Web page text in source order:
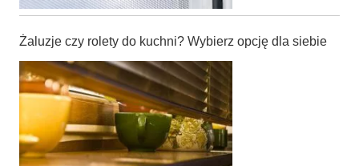
Żaluzje czy rolety do kuchni? Wybierz opcję dla siebie